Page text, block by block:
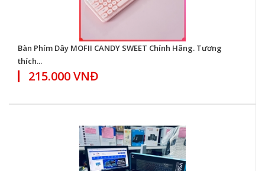
Bàn Phím Dây MOFII CANDY SWEET Chính Hãng. Tương
thích...
215.000 VNĐ